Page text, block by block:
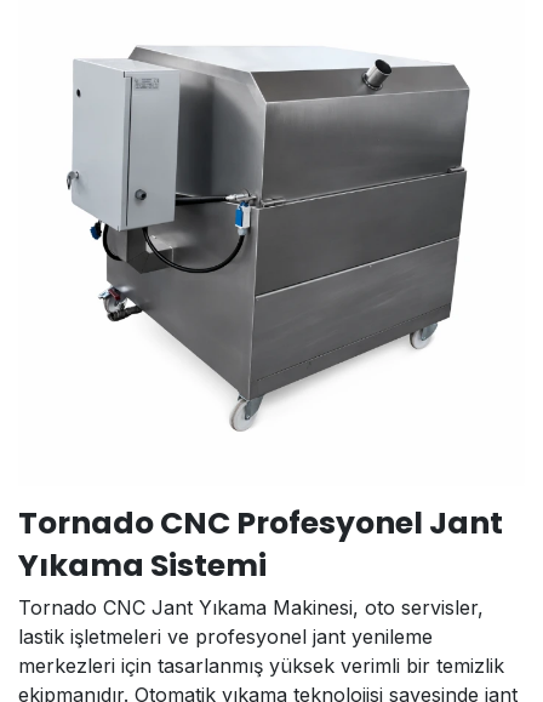
Tornado CNC Profesyonel Jant
Yıkama Sistemi
Tornado CNC Jant Yıkama Makinesi, oto servisler,
lastik işletmeleri ve profesyonel jant yenileme
merkezleri için tasarlanmış yüksek verimli bir temizlik
ekipmanıdır. Otomatik yıkama teknolojisi sayesinde jant